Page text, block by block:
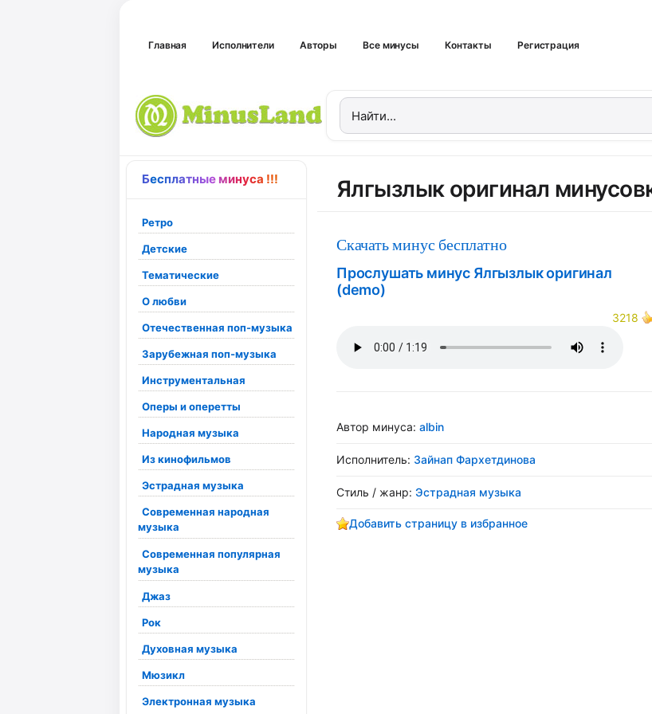
Главная Исполнители Авторы Все минусы Контакты Регистрация
Бесплатные минуса !!!
Ретро
Детские
Тематические
О любви
Отечественная поп-музыка
Зарубежная поп-музыка
Инструментальная
Оперы и оперетты
Народная музыка
Из кинофильмов
Эстрадная музыка
Современная народная
музыка
Современная популярная
музыка
Джаз
Рок
Духовная музыка
Мюзикл
Электронная музыка
Ялгызлык оригинал
Скачать минус бесплатно
Прослушать минус Ялгызлык оригинал
(demo)
3218
Автор минуса: albin
Исполнитель: Зайнап Фархетдинова
Стиль / жанр: Эстрадная музыка
Добавить страницу в избранное